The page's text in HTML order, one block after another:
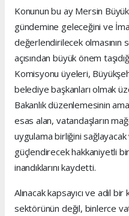
Konunun bu ay Mersin
gündemine geleceğini ve
değerlendirilecek
açısından büyük önem
Komisyonu üyeleri,
belediye başkanları olmak
Bakanlık düzenlemesinin
esas alan, vatandaşların
uygulama birliğini
güçlendirecek hakkaniyetli
inandıklarını kaydetti.
Alınacak kapsayıcı ve adil bir
sektörünün değil, binlerce